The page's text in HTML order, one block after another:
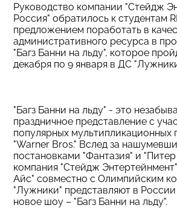
Руководство компании "Стейдж
Россия" обратилось к студентам
предложением поработать в
административного ресурса в
"Багз Банни на льду", которое
декабря по 9 января в ДС
"Багз Банни на льду" - это
праздничное представление с
популярных мультипликационных
"Warner Bros." Вслед за
постановками "Фантазия" и
компания "Стейдж
Айс" совместно с Олимпийским
"Лужники" представляют в
новое шоу – "Багз Банни на льду".